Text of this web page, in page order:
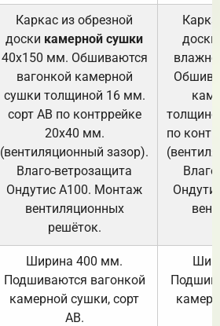
Каркас из обрезной
доски камерной сушки
40х150 мм. Обшиваются
вагонкой камерной
сушки толщиной 16 мм.
сорт АВ по контррейке
20х40 мм.
(вентиляционный зазор).
Влаго-ветрозащита
Ондутис А100. Монтаж
вентиляционных
решёток.
доски
по
Ширина 400 мм.
Подшиваются вагонкой
камерной сушки, сорт
АВ.